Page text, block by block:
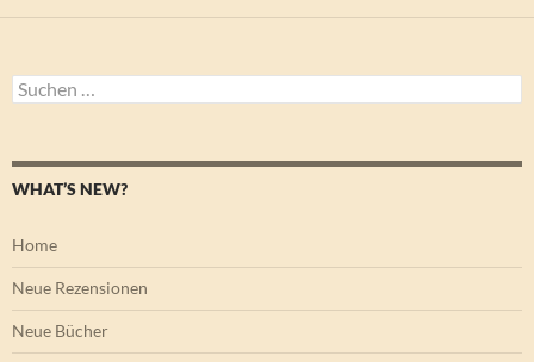
Suchen
nach:
WHAT’S NEW?
Home
Neue Rezensionen
Neue Bücher